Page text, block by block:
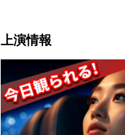
上演情報